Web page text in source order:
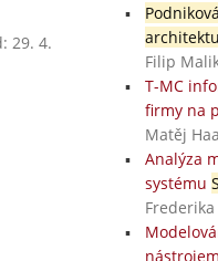
29. 4.
Podniková
Filip
T-MC
firmy na
Matěj
Analýza
systému
Frederika
nástrojem